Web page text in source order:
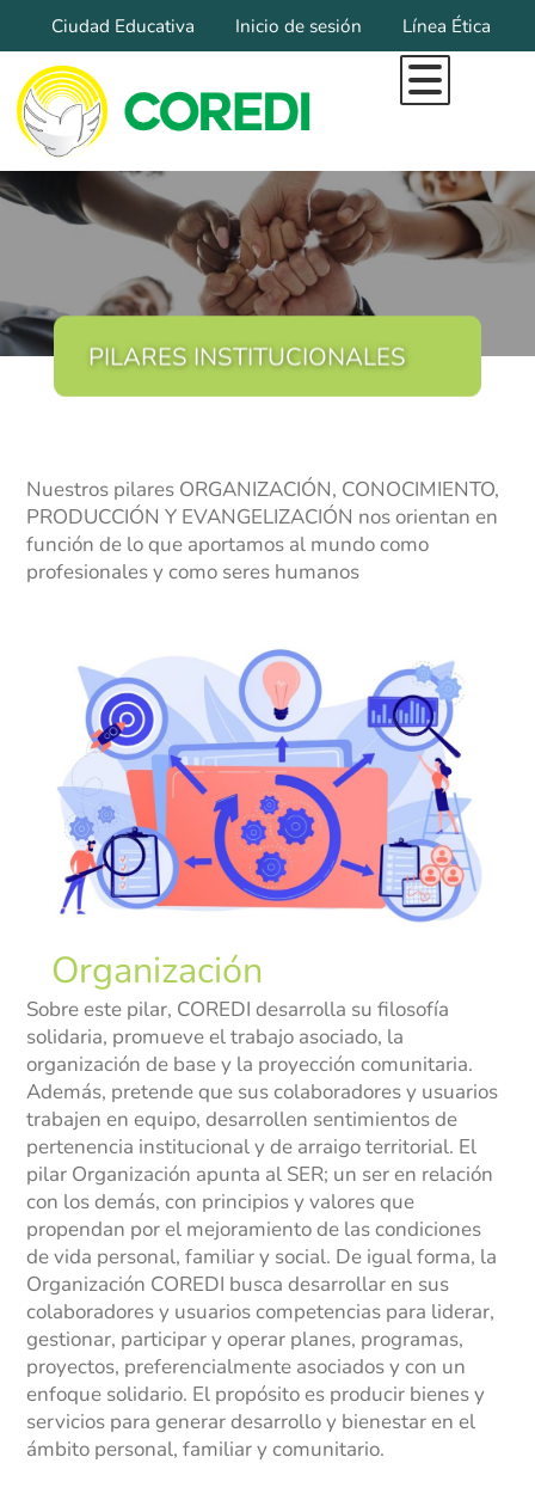
Ciudad Educativa Inicio de sesión Línea Ética
Inicio
Todo Lo Que Somos
Marca Diocesana
Organigrama
Pilares Institucionales
Misional
Filosofía Institucional
Sedes
Marinilla
Investigación
Revista institucional
Modelo de Naciones Unidas – MUN
Pagos en línea
Educación Rural
Apoyo PPPC
Educación Superior
Pastoral
Experiencias
Direccionamiento
Estratégico
Objetivos Estratégicos
Plan de Desarrollo
Innovación y Desarrollo
Grupo Empresarial
PILARES INSTITUCIONALES
Nuestros pilares ORGANIZACIÓN, CONOCIMIENTO,
PRODUCCIÓN Y EVANGELIZACIÓN nos orientan en
función de lo que aportamos al mundo como
profesionales y como seres humanos
Organización
Sobre este pilar, COREDI desarrolla su filosofía
solidaria, promueve el trabajo asociado, la
organización de base y la proyección comunitaria.
Además, pretende que sus colaboradores y usuarios
trabajen en equipo, desarrollen sentimientos de
pertenencia institucional y de arraigo territorial. El
pilar Organización apunta al SER; un ser en relación
con los demás, con principios y valores que
propendan por el mejoramiento de las condiciones
de vida personal, familiar y social. De igual forma, la
Organización COREDI busca desarrollar en sus
colaboradores y usuarios competencias para liderar,
gestionar, participar y operar planes, programas,
proyectos, preferencialmente asociados y con un
enfoque solidario. El propósito es producir bienes y
servicios para generar desarrollo y bienestar en el
ámbito personal, familiar y comunitario.